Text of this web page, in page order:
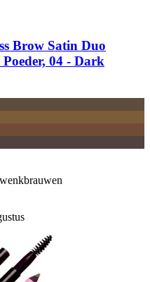
Brow Satin Duo
04 -​ Dark